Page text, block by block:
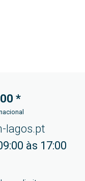
*
lagos.pt
às 17:00